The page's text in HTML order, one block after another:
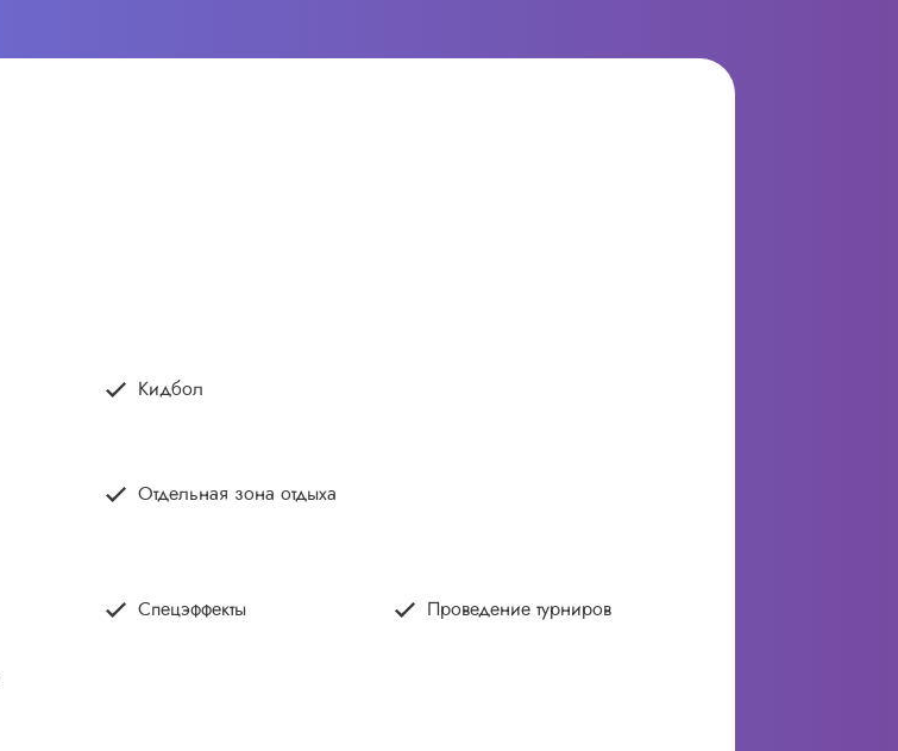
Кидбол
Отдельная зона отдыха
Спецэффекты Проведение турниров